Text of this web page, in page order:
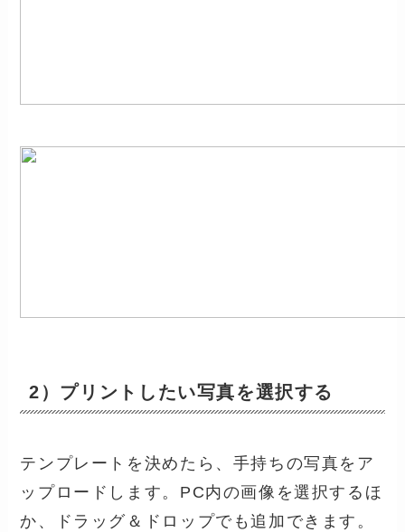
2）プリントしたい写真を選択する
テンプレートを決めたら、手持ちの写真をア
ップロードします。PC内の画像を選択するほ
か、ドラッグ＆ドロップでも追加できます。